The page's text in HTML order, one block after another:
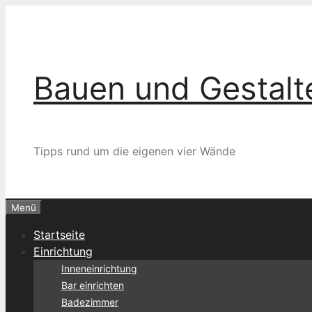
Bauen und
Tipps rund um die eigenen vier Wände
Menü
Startseite
Einrichtung
Inneneinrichtung
Bar einrichten
Badezimmer